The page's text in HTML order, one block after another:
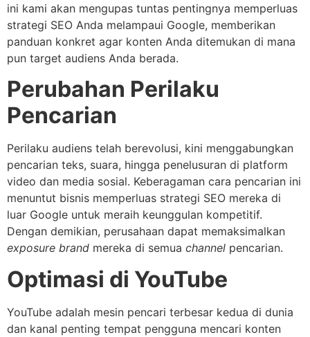
ini kami akan mengupas tuntas pentingnya memperluas
strategi SEO Anda melampaui Google, memberikan
panduan konkret agar konten Anda ditemukan di mana
pun target audiens Anda berada.
Perubahan Perilaku
Pencarian
Perilaku audiens telah berevolusi, kini menggabungkan
pencarian teks, suara, hingga penelusuran di platform
video dan media sosial. Keberagaman cara pencarian ini
menuntut bisnis memperluas strategi SEO mereka di
luar Google untuk meraih keunggulan kompetitif.
Dengan demikian, perusahaan dapat memaksimalkan
exposure brand mereka di semua channel pencarian.
Optimasi di YouTube
YouTube adalah mesin pencari terbesar kedua di dunia
dan kanal penting tempat pengguna mencari konten